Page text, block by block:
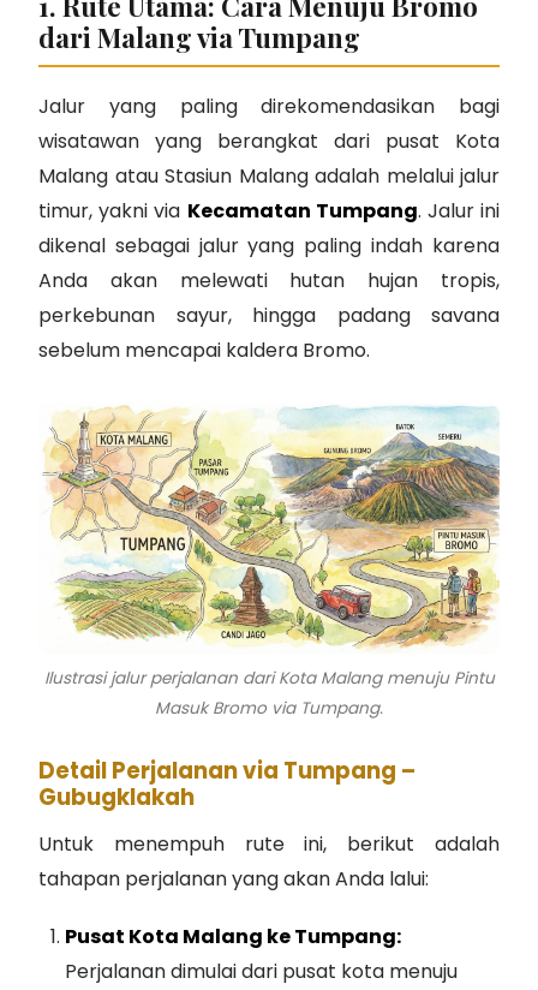
dari Malang via Tumpang
Jalur yang paling direkomendasikan bagi
wisatawan yang berangkat dari pusat Kota
Malang atau Stasiun Malang adalah melalui jalur
timur, yakni via Kecamatan Tumpang. Jalur ini
dikenal sebagai jalur yang paling indah karena
Anda akan melewati hutan hujan tropis,
perkebunan sayur, hingga padang savana
sebelum mencapai kaldera Bromo.
Ilustrasi jalur perjalanan dari Kota Malang menuju Pintu
Masuk Bromo via Tumpang.
Detail Perjalanan via Tumpang –
Gubugklakah
Untuk menempuh rute ini, berikut adalah
tahapan perjalanan yang akan Anda lalui:
Pusat Kota Malang ke Tumpang:
Perjalanan dimulai dari pusat kota menuju